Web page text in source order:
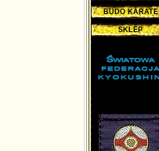
BUDO KARATE
SKLEP